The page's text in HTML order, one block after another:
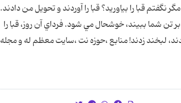
قبا را بياوريد؟ قبا را آوردند و تحويل من دادند.
تن شما ببيند، خوشحال مي شود. فرداي آن روز، قبا را
لبخند زدند! منابع ،حوزه نت ،سايت معظم له و مجله